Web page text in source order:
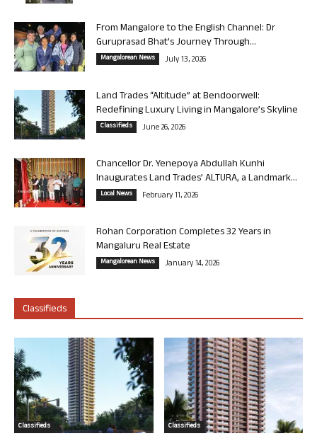
From Mangalore to the English Channel: Dr
Guruprasad Bhat’s Journey Through...
Mangalorean News July 13, 2026
Land Trades “Altitude” at Bendoorwell:
Redefining Luxury Living in Mangalore’s Skyline
Classifieds June 26, 2026
Chancellor Dr. Yenepoya Abdullah Kunhi
Inaugurates Land Trades’ ALTURA, a Landmark...
Local News February 11, 2026
Rohan Corporation Completes 32 Years in
Mangaluru Real Estate
Mangalorean News January 14, 2026
Classifieds
Classifieds Classifieds